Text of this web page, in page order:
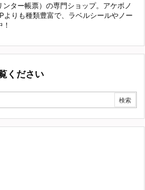
ンター帳票）の専門ショップ。アケボノ
よりも種類豊富で、ラベルシールやノー
ください